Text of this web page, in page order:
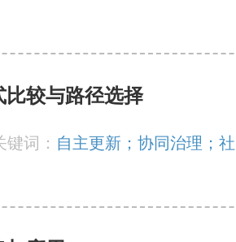
较与路径选择
键词： 自主更新；协同治理；